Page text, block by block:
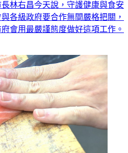
林右昌今天說，守護健康與食安
各級政府要合作無間嚴格把關，
會用最嚴謹態度做好這項工作。